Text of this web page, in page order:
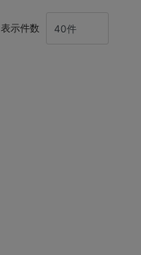
表示件数